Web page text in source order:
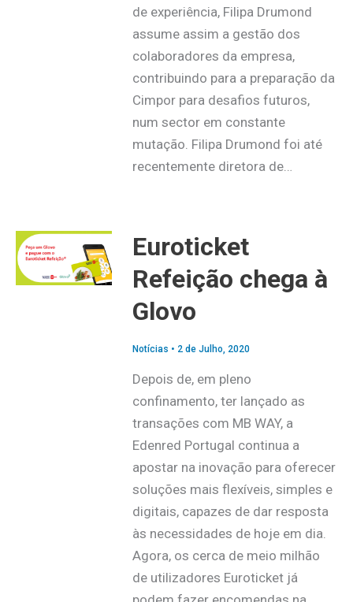
de experiência, Filipa Drumond
assume assim a gestão dos
colaboradores da empresa,
contribuindo para a preparação da
Cimpor para desafios futuros,
num sector em constante
mutação. Filipa Drumond foi até
recentemente diretora de…
Euroticket
Refeição chega à
Glovo
Notícias • 2 de Julho, 2020
Depois de, em pleno
confinamento, ter lançado as
transações com MB WAY, a
Edenred Portugal continua a
apostar na inovação para oferecer
soluções mais flexíveis, simples e
digitais, capazes de dar resposta
às necessidades de hoje em dia.
Agora, os cerca de meio milhão
de utilizadores Euroticket já